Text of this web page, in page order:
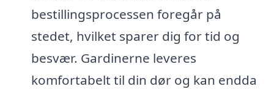
bestillingsprocessen foregår på
stedet, hvilket sparer dig for tid og
besvær. Gardinerne leveres
komfortabelt til din dør og kan endda